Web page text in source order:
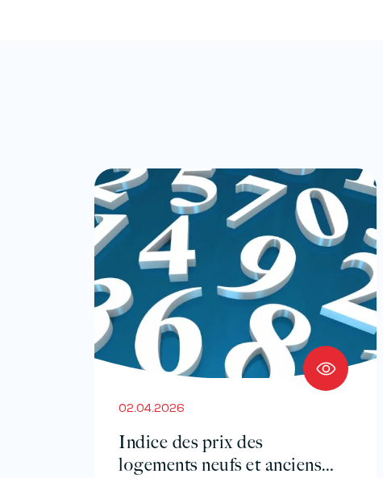
02.04.2026
Indice des prix des
logements neufs et anciens –